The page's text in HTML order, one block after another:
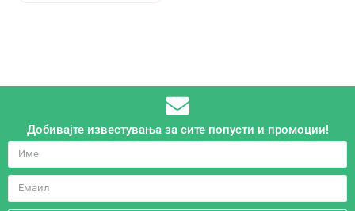
Добивајте известувања за сите попусти и промоции!